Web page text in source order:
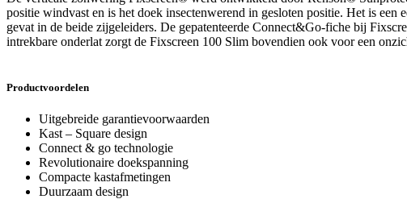
positie windvast en is het doek insectenwerend in gesloten positie. Het is
gevat in de beide zijgeleiders. De gepatenteerde Connect&Go-fiche bij
intrekbare onderlat zorgt de Fixscreen 100 Slim bovendien ook voor een
Productvoordelen
Uitgebreide garantievoorwaarden
Kast – Square design
Connect & go technologie
Revolutionaire doekspanning
Compacte kastafmetingen
Duurzaam design